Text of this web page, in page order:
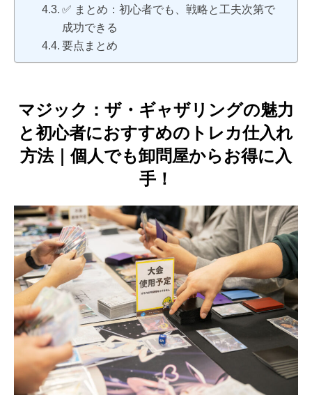
✅ まとめ：初心者でも、戦略と工夫次第で
成功できる
要点まとめ
マジック：ザ・ギャザリングの魅力
と初心者におすすめのトレカ仕入れ
方法｜個人でも卸問屋からお得に入
手！